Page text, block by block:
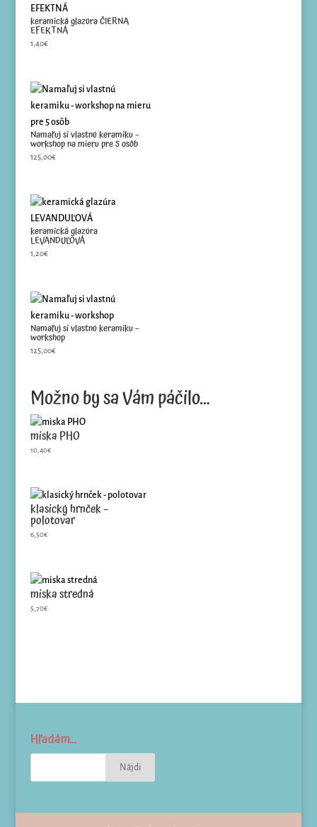
keramická glazúra ČIERNA
EFEKTNÁ
1,40€
Namaľuj si vlastnú keramiku –
workshop na mieru pre 5 osôb
125,00€
keramická glazúra
LEVANDUĽOVÁ
1,20€
Namaľuj si vlastnú keramiku –
workshop
125,00€
Možno by sa Vám páčilo…
miska PHO
10,40€
klasický hrnček –
polotovar
6,50€
miska stredná
5,70€
Hľadám…